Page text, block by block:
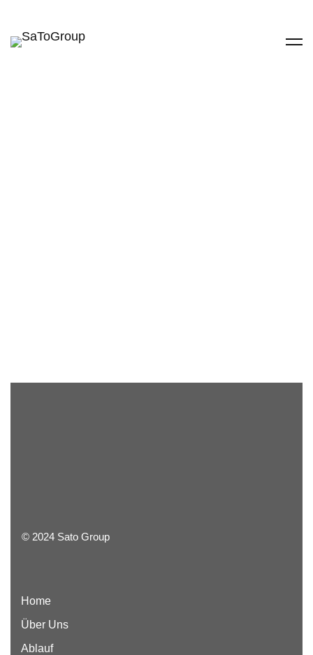
© 2024 Sato Group
Home
Über Uns
Ablauf